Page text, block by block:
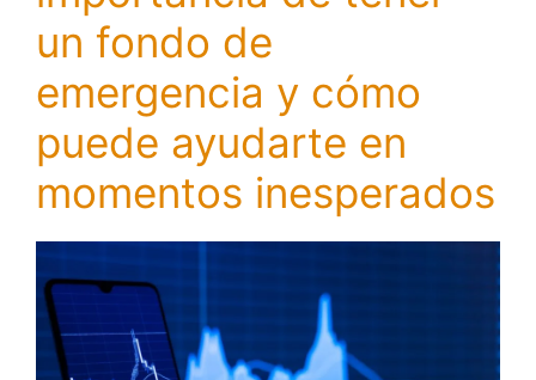
un fondo de
emergencia y cómo
puede ayudarte en
momentos inesperados